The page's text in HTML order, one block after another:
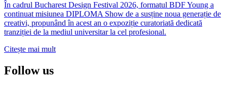
În cadrul Bucharest Design Festival 2026, formatul BDF Young a
continuat misiunea DIPLOMA Show de a susține noua generație de
creativi, propunând în acest an o expoziție curatoriată dedicată
tranziției de la mediul universitar la cel profesional.
Citește mai mult
Follow us